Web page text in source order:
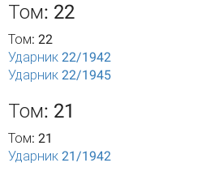
Том: 22
Том: 22
Ударник 22/1942
Ударник 22/1945
Том: 21
Том: 21
Ударник 21/1942